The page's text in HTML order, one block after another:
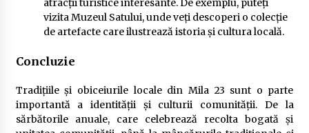
atracții turistice interesante. De exemplu, puteți
vizita Muzeul Satului, unde veți descoperi o colecție
de artefacte care ilustrează istoria și cultura locală.
Concluzie
Tradițiile și obiceiurile locale din Mila 23 sunt o parte
importantă a identității și culturii comunității. De la
sărbătorile anuale, care celebrează recolta bogată și